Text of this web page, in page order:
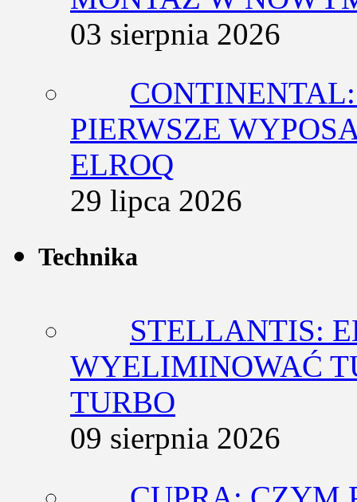
03 sierpnia 2026
PIERWSZE
ELROQ
29 lipca 2026
Technika
STELLANTIS:
WYELIMINOWAĆ
TURBO
09 sierpnia 2026